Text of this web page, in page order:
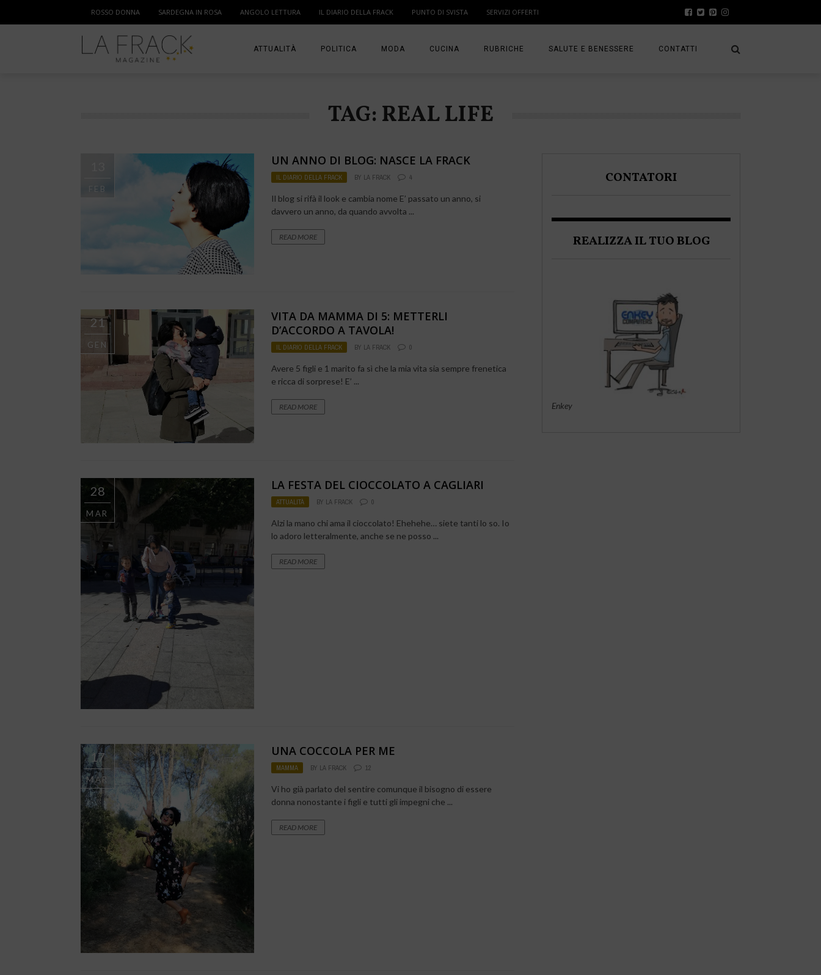
ROSSO DONNA SARDEGNA IN ROSA ANGOLO LETTURA IL DIARIO DELLA FRACK PUNTO DI SVISTA SERVIZI OFFERTI
ATTUALITÀ POLITICA MODA CUCINA RUBRICHE
ANGOLO LETTURA
SALUTE E BENESSERE CONTATTI
TAG: REAL LIFE
FEB
UN ANNO DI BLOG: NASCE LA FRACK
IL DIARIO DELLA FRACK BY LA FRACK 4
Il blog si rifà il look e cambia nome E’ passato un anno, si
davvero un anno, da quando avvolta ...
READ MORE
21
GEN
VITA DA MAMMA DI 5: METTERLI
D’ACCORDO A TAVOLA!
IL DIARIO DELLA FRACK BY LA FRACK 0
Avere 5 figli e 1 marito fa sì che la mia vita sia sempre frenetica
e ricca di sorprese! E’ ...
READ MORE
28
MAR
LA FESTA DEL CIOCCOLATO A CAGLIARI
ATTUALITÀ BY LA FRACK 0
Alzi la mano chi ama il cioccolato! Ehehehe… siete tanti lo so. Io
lo adoro letteralmente, anche se ne posso ...
READ MORE
17
MAR
UNA COCCOLA PER ME
MAMMA BY LA FRACK 12
Vi ho già parlato del sentire comunque il bisogno di essere
donna nonostante i figli e tutti gli impegni che ...
READ MORE
CONTATORI
REALIZZA IL TUO BLOG
Enkey